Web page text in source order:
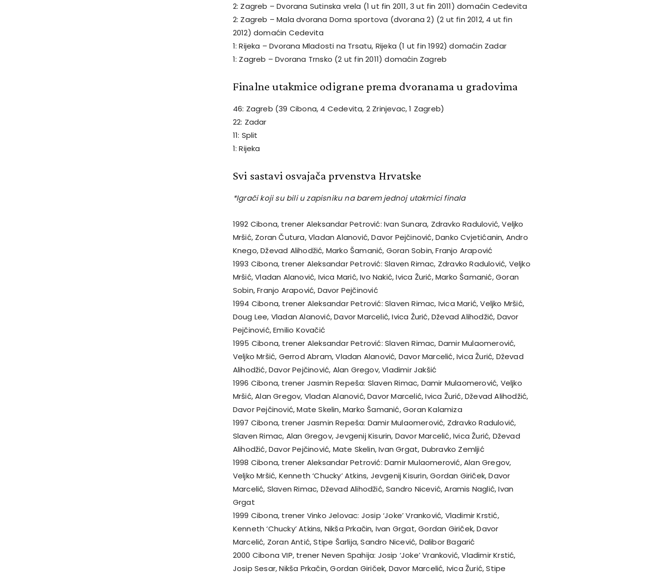
2: Zagreb – Dvorana Sutinska vrela (1 ut fin 2011, 3 ut fin 2011) domaćin Cedevita
2: Zagreb – Mala dvorana Doma sportova (dvorana 2) (2 ut fin 2012, 4 ut fin
2012) domaćin Cedevita
1: Rijeka – Dvorana Mladosti na Trsatu, Rijeka (1 ut fin 1992) domaćin Zadar
1: Zagreb – Dvorana Trnsko (2 ut fin 2011) domaćin Zagreb
Finalne utakmice odigrane prema dvoranama u gradovima
46: Zagreb (39 Cibona, 4 Cedevita, 2 Zrinjevac, 1 Zagreb)
22: Zadar
11: Split
1: Rijeka
Svi sastavi osvajača prvenstva Hrvatske
*Igrači koji su bili u zapisniku na barem jednoj utakmici finala
1992 Cibona, trener Aleksandar Petrović: Ivan Sunara, Zdravko Radulović, Veljko
Mršić, Zoran Čutura, Vladan Alanović, Davor Pejčinović, Danko Cvjetićanin, Andro
Knego, Dževad Alihodžić, Marko Šamanić, Goran Sobin, Franjo Arapović
1993 Cibona, trener Aleksandar Petrović: Slaven Rimac, Zdravko Radulović, Veljko
Mršić, Vladan Alanović, Ivica Marić, Ivo Nakić, Ivica Žurić, Marko Šamanić, Goran
Sobin, Franjo Arapović, Davor Pejčinović
1994 Cibona, trener Aleksandar Petrović: Slaven Rimac, Ivica Marić, Veljko Mršić,
Doug Lee, Vladan Alanović, Davor Marcelić, Ivica Žurić, Dževad Alihodžić, Davor
Pejčinović, Emilio Kovačić
1995 Cibona, trener Aleksandar Petrović: Slaven Rimac, Damir Mulaomerović,
Veljko Mršić, Gerrod Abram, Vladan Alanović, Davor Marcelić, Ivica Žurić, Dževad
Alihodžić, Davor Pejčinović, Alan Gregov, Vladimir Jakšić
1996 Cibona, trener Jasmin Repeša: Slaven Rimac, Damir Mulaomerović, Veljko
Mršić, Alan Gregov, Vladan Alanović, Davor Marcelić, Ivica Žurić, Dževad Alihodžić,
Davor Pejčinović, Mate Skelin, Marko Šamanić, Goran Kalamiza
1997 Cibona, trener Jasmin Repeša: Damir Mulaomerović, Zdravko Radulović,
Slaven Rimac, Alan Gregov, Jevgenij Kisurin, Davor Marcelić, Ivica Žurić, Dževad
Alihodžić, Davor Pejčinović, Mate Skelin, Ivan Grgat, Dubravko Zemljić
1998 Cibona, trener Aleksandar Petrović: Damir Mulaomerović, Alan Gregov,
Veljko Mršić, Kenneth ‘Chucky’ Atkins, Jevgenij Kisurin, Gordan Giriček, Davor
Marcelić, Slaven Rimac, Dževad Alihodžić, Sandro Nicević, Aramis Naglić, Ivan
Grgat
1999 Cibona, trener Vinko Jelovac: Josip ‘Joke’ Vranković, Vladimir Krstić,
Kenneth ‘Chucky’ Atkins, Nikša Prkačin, Ivan Grgat, Gordan Giriček, Davor
Marcelić, Zoran Antić, Stipe Šarlija, Sandro Nicević, Dalibor Bagarić
2000 Cibona VIP, trener Neven Spahija: Josip ‘Joke’ Vranković, Vladimir Krstić,
Josip Sesar, Nikša Prkačin, Gordan Giriček, Davor Marcelić, Ivica Žurić, Stipe